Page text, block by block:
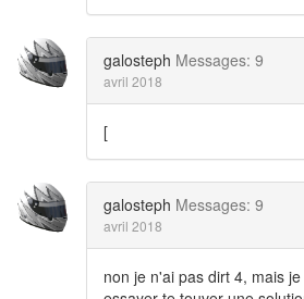
galosteph Messages: 9
avril 2018
[
galosteph Messages: 9
avril 2018
non je n'ai pas dirt 4, mais